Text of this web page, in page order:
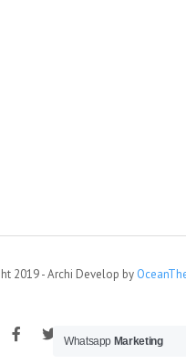
2019 - Archi Develop by
Whatsapp Marketing